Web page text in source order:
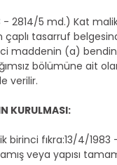
- 2814/5 md.) Kat
tasarruf
maddenin (a)
bölümüne ait olan
verilir.
KURULMASI:
birinci fıkra:13/4/
veya yapısı